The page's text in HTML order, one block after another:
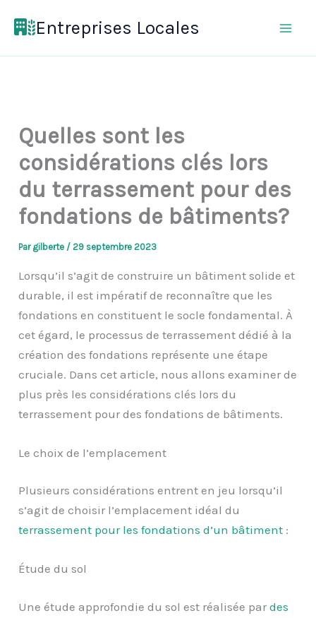
Entreprises Locales
Quelles sont les
considérations clés lors
du terrassement pour des
fondations de bâtiments?
Par gilberte /29 septembre 2023
Lorsqu’il s’agit de construire un bâtiment solide et
durable, il est impératif de reconnaître que les
fondations en constituent le socle fondamental. À
cet égard, le processus de terrassement dédié à la
création des fondations représente une étape
cruciale. Dans cet article, nous allons examiner de
plus près les considérations clés lors du
terrassement pour des fondations de bâtiments.
Le choix de l’emplacement
Plusieurs considérations entrent en jeu lorsqu’il
s’agit de choisir l’emplacement idéal du
terrassement pour les fondations d’un bâtiment :
Étude du sol
Une étude approfondie du sol est réalisée pardes